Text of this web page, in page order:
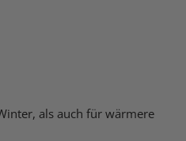
als auch für wärmere